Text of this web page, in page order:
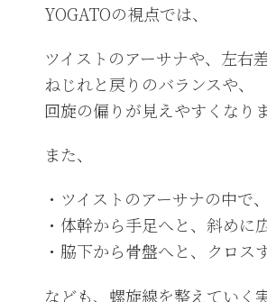
YOGATOの視点では、
ツイストのアーサナや、左右
ねじれと戻りのバランスや、
回旋の偏りが見えやすくなりま
また、
・ツイストのアーサナの中で
・体幹から手足へと、斜めに
・脇下から骨盤へと、クロス
なども、螺旋線を整えていく